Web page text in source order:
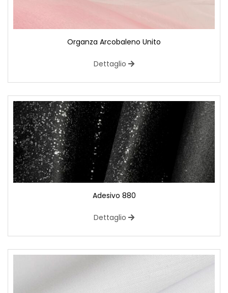
Organza Arcobaleno Unito
Dettaglio
Adesivo 880
Dettaglio